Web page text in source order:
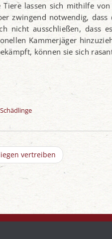
Tiere lassen sich mithilfe
zwingend notwendig,
nicht ausschließen, dass
Kammerjäger
können sie sich
Schädlinge
vertreiben